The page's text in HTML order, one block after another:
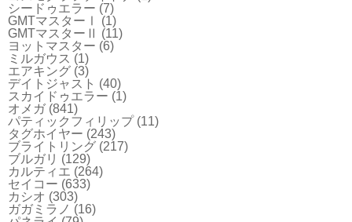
シードゥエラー (7)
GMTマスターⅠ
(1)
GMTマスターⅡ (11)
ヨットマスター (6)
ミルガウス (1)
エアキング (3)
デイトジャスト (40)
スカイドゥエラー (1)
オメガ(841)
パティックフィリップ(11)
タグホイヤー (243)
ブライトリング (217)
ブルガリ (129)
カルティエ (264)
セイコー (633)
カシオ (303)
ガガミラノ (16)